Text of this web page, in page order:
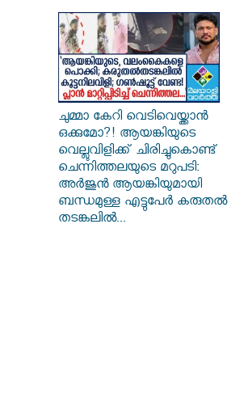
ചുമ്മാ കേറി വെടിവെയ്ക്കാൻ
ഒക്കുമോ?! ആയങ്കിയുടെ
വെല്ലുവിളിക്ക് ചിരിച്ചുകൊണ്ട്
ചെന്നിത്തലയുടെ മറുപടി:
അർജുൻ ആയങ്കിയുമായി
ബന്ധമുള്ള എട്ടുപേർ കരുതൽ
തടങ്കലിൽ...